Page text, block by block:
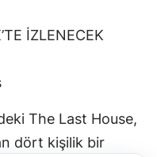
İZLENECEK
The Last House,
dört kişilik bir